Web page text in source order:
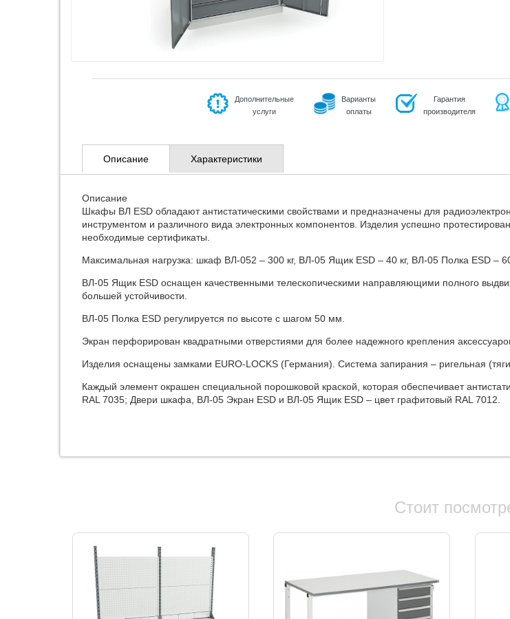
Дополнительные
услуги
Варианты
оплаты
Гарантия
производителя
Описание Характеристики
Описание
Шкафы ВЛ ESD обладают антистатическими свойствами и предназначены для
инструментом и различного вида электронных компонентов. Изделия успешно
необходимые сертификаты.
Максимальная нагрузка: шкаф ВЛ-052 – 300 кг, ВЛ-05 Ящик ESD – 40 кг, ВЛ-05 Полка ESD –
ВЛ-05 Ящик ESD оснащен качественными телескопическими направляющими полного
большей устойчивости.
ВЛ-05 Полка ESD регулируется по высоте с шагом 50 мм.
Экран перфорирован квадратными отверстиями для более надежного крепления
Изделия оснащены замками EURO-LOCKS (Германия). Система запирания – ригельная (тяги
Каждый элемент окрашен специальной порошковой краской, которая обеспечивает
RAL 7035; Двери шкафа, ВЛ-05 Экран ESD и ВЛ-05 Ящик ESD – цвет графитовый RAL 7012.
Стоит